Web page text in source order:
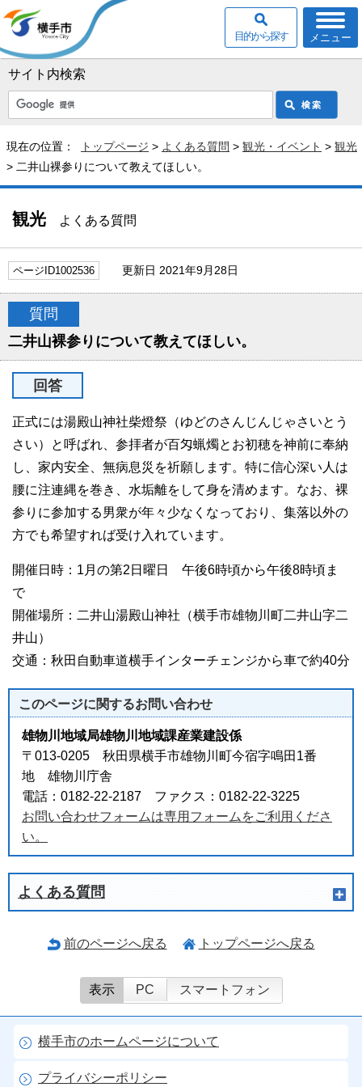
サイト内検索
メニュー
目的から探す
現在の位置： トップページ > よくある質問 > 観光・イベント > 観光
> 二井山裸参りについて教えてほしい。
観光 よくある質問
ページID1002536 更新日 2021年9月28日
質問
二井山裸参りについて教えてほしい。
回答
正式には湯殿山神社柴燈祭（ゆどのさんじんじゃさいとう
さい）と呼ばれ、参拝者が百匁蝋燭とお初穂を神前に奉納
し、家内安全、無病息災を祈願します。特に信心深い人は
腰に注連縄を巻き、水垢離をして身を清めます。なお、裸
参りに参加する男衆が年々少なくなっており、集落以外の
方でも希望すれば受け入れています。
開催日時：1月の第2日曜日 午後6時頃から午後8時頃ま
で
開催場所：二井山湯殿山神社（横手市雄物川町二井山字二
井山）
交通：秋田自動車道横手インターチェンジから車で約40分
このページに関するお問い合わせ
雄物川地域局雄物川地域課産業建設係
〒013-0205 秋田県横手市雄物川町今宿字鳴田1番
地 雄物川庁舎
電話：0182-22-2187 ファクス：0182-22-3225
お問い合わせフォームは専用フォームをご利用くださ
い。
よくある質問
前のページへ戻る トップページへ戻る
表示 PC スマートフォン
横手市のホームページについて
プライバシーポリシー